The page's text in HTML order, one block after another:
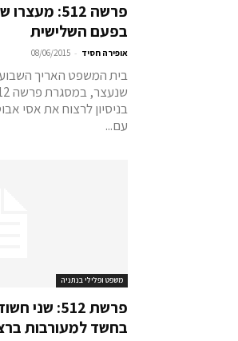
פרשה 512:
בפעם השלישית
אופירה חסיד -
08/06/2015
בית המשפט האריך השבוע
עם...
משפט ופלילי בנתניה
פרשת 512:
בחשד למעורבות